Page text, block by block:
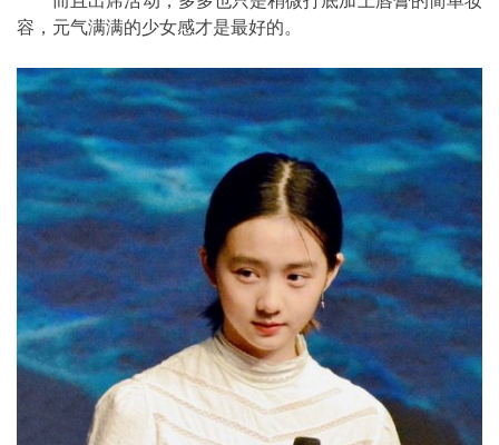
容，元气满满的少女感才是最好的。